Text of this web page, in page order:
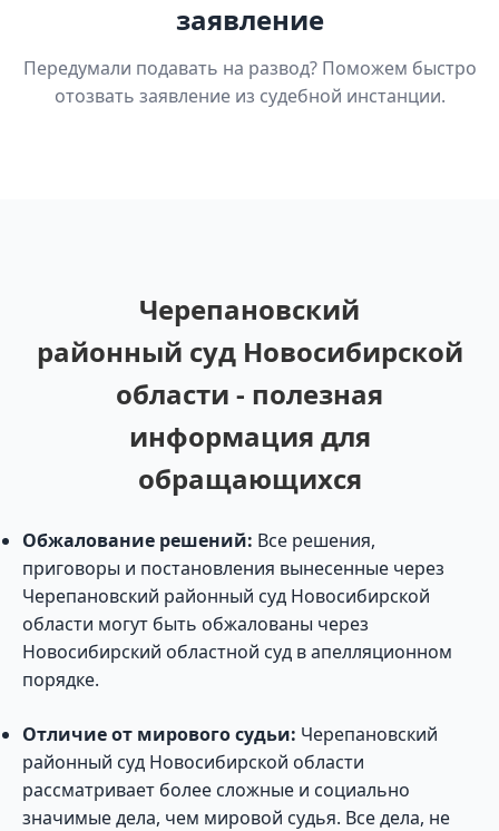
заявление
Передумали подавать на развод? Поможем быстро
отозвать заявление из судебной инстанции.
Черепановский
районный суд Новосибирской
области - полезная
информация для
обращающихся
Обжалование решений: Все решения,
приговоры и постановления вынесенные через
Черепановский районный суд Новосибирской
области могут быть обжалованы через
Новосибирский областной суд в апелляционном
порядке.
Отличие от мирового судьи: Черепановский
районный суд Новосибирской области
рассматривает более сложные и социально
значимые дела, чем мировой судья. Все дела, не